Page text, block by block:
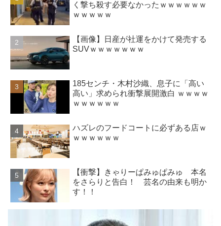
く撃ち殺す必要なかったｗｗｗｗｗｗ
ｗｗｗｗｗ
【画像】日産が社運をかけて発売する
SUVｗｗｗｗｗｗｗ
185センチ・木村沙織、息子に「高い
高い」求められ衝撃展開激白 ｗｗｗｗ
ｗｗｗｗｗｗ
ハズレのフードコートに必ずある店ｗ
ｗｗｗｗｗｗ
【衝撃】きゃりーぱみゅぱみゅ 本名
をさらりと告白！ 芸名の由来も明か
す！！